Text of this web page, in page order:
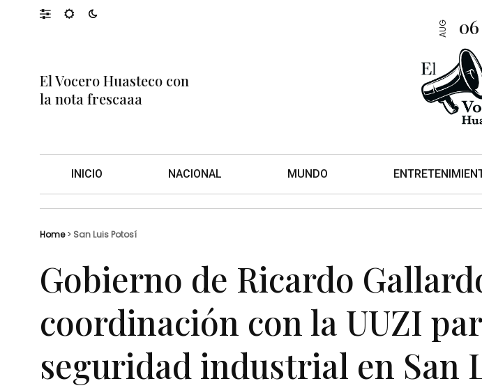
06
AUG
El Vocero Huasteco con
la nota frescaaa
INICIO NACIONAL MUNDO
Home> San Luis Potosí
Gobierno de Ricardo
coordinación con la UUZI
seguridad industrial en San